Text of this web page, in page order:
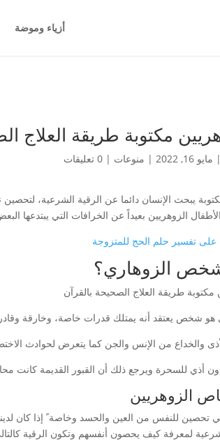
أزياء وموضة
مكتوبة طريقة العلاج
| مايو 16, 2022 | منوعات | 0 تعليقات
يبحث الإنسان دائما عن الرقية الشرعية،
الزوهريين بعيداً عن الخرافات التي يبتدعها
تفسير حلم الحج للمتزوجة
الزوهاري؟
شخص يعتقد أنه يمتلك قدرات خاصة، وخارقة وقادر
والخداع من الإنس والجن كما يتعرض لحوادث
أذي للسحرة ويرجع ذلك أن القبور القديمة كانت
الزوهريين
تحصين للنفس من العين والحسد وخاصة ً إذا كان
لمعرفة كيف يحصون أنفسهم وتكون الرقية